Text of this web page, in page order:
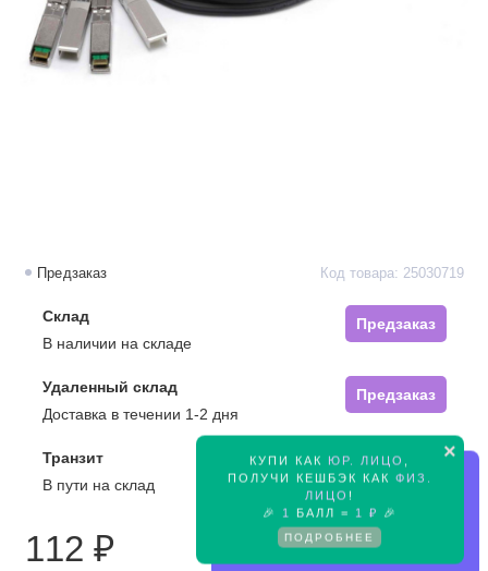
×
КУПИ КАК ЮР. ЛИЦО
ПОЛУЧИ КЕШБЭК КАК ФИЗ.
ЛИЦО !
🎉 1 БАЛЛ = 1 ₽ 🎉
ПОДРОБНЕЕ
Предзаказ Код товара: 25030719
Склад
Предзаказ
В наличии на складе
Удаленный склад
Предзаказ
Доставка в течении 1-2 дня
Транзит
Предзаказ
В пути на склад
112 ₽